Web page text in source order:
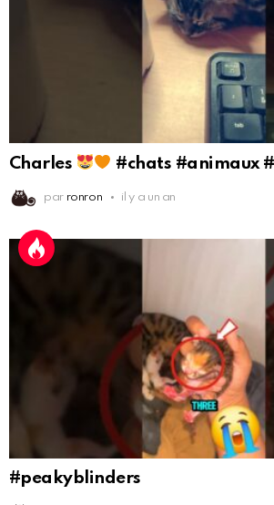
Charles #chats #animaux
par ronron il y a un an
#peakyblinders